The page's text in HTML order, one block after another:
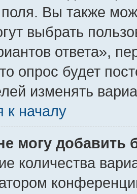
поля. Вы также
выбрать
ответа»,
опрос будет
изменять
к началу
могу добавить
количества